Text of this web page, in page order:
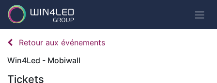
Retour aux événements
Win4Led - Mobiwall
Tickets